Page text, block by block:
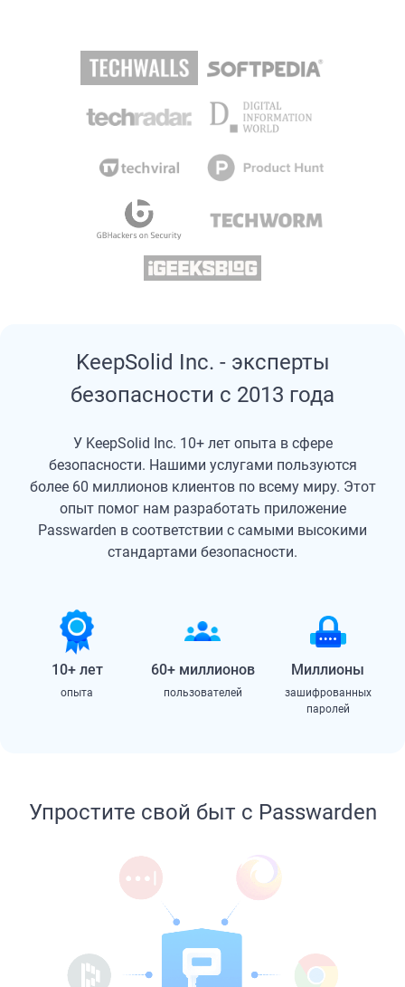
KeepSolid Inc. - эксперты
безопасности с 2013 года
У KeepSolid Inc. 10+ лет опыта в сфере
безопасности. Нашими услугами пользуются
более 60 миллионов клиентов по всему миру. Этот
опыт помог нам разработать приложение
Passwarden в соответствии с самыми высокими
стандартами безопасности.
10+ лет
опыта
60+ миллионов
пользователей
Миллионы
зашифрованных
паролей
Упростите свой быт с Passwarden